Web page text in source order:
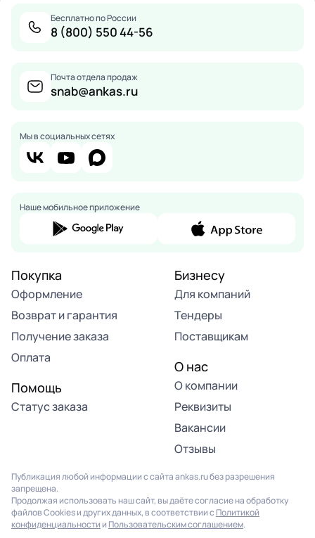
Бесплатно по России
8 (800) 550 44-56
Почта отдела продаж
snab@ankas.ru
Мы в социальных сетях
Наше мобильное приложение
Покупка
Оформление
Возврат и гарантия
Получение заказа
Оплата
Помощь
Статус заказа
Бизнесу
Для компаний
Тендеры
Поставщикам
О нас
О компании
Реквизиты
Вакансии
Отзывы
Публикация любой информации с сайта ankas.ru без разрешения
запрещена.
Продолжая использовать наш сайт, вы даёте согласие на обработку
файлов Cookies и других данных, в соответствии с Политикой
конфиденциальности и Пользовательским соглашением.